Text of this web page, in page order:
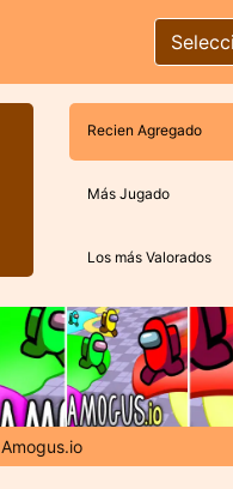
Recien Agregado
Más Jugado
Los más Valorados
Amogus.io